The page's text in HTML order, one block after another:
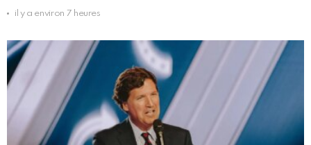
il y a environ 7 heures